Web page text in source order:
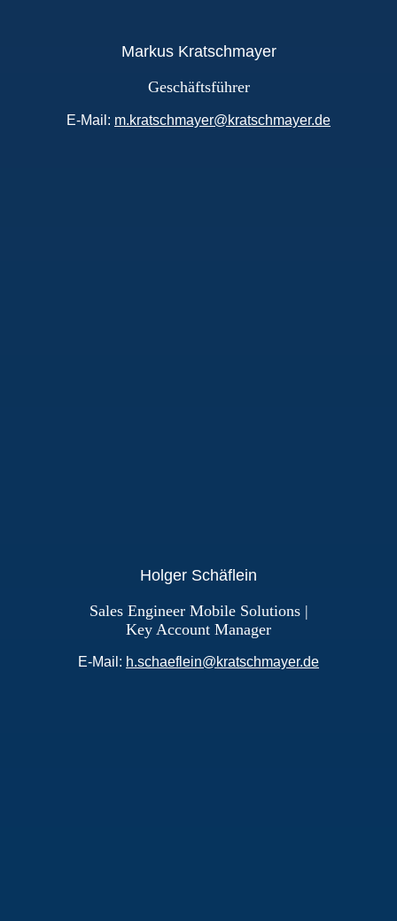
Markus Kratschmayer
Geschäftsführer
E-Mail: m.kratschmayer@kratschmayer.de
Holger Schäflein
Sales Engineer Mobile Solutions |
Key Account Manager
E-Mail: h.schaeflein@kratschmayer.de